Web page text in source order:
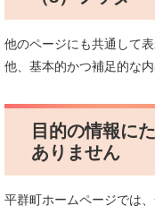
他のページにも共通して
他、基本的かつ補足的な
目的の情報に
ありません
平群町ホームページでは